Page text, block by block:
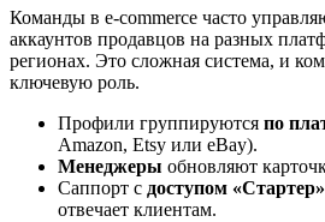
Команды в e-commerce часто
аккаунтов продавцов на разных
регионах. Это сложная система, и
ключевую роль.
Профили группируются по
Amazon, Etsy или eBay).
Менеджеры обновляют
Саппорт с доступом «Стартер»
отвечает клиентам.